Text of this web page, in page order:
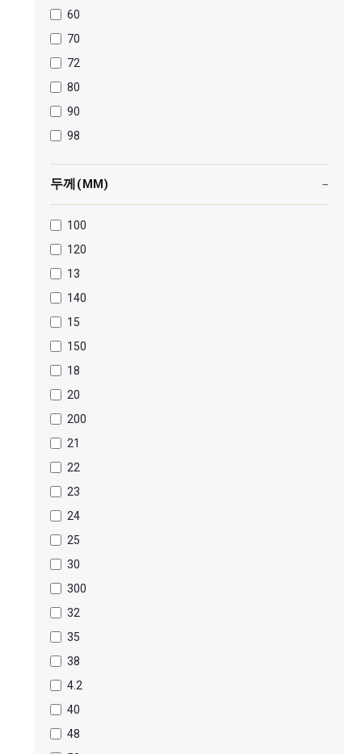
60
70
72
80
90
98
두께(MM)
100
120
13
140
15
150
18
20
200
21
22
23
24
25
30
300
32
35
38
4.2
40
48